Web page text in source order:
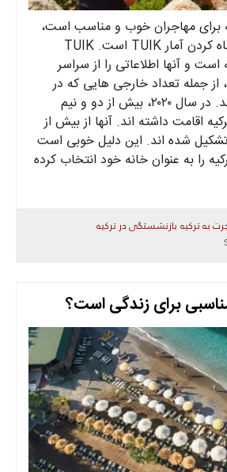
برای مهاجران خوب و مناسب است،
مکان خوبی برای نگاه کردن آمار TUIK است. TUIK
و آنها اطلاعاتی را از سراسر
از جمله تعداد خارجی هایی که در
اینجا زندگی می کنند. در سال ۲۰۲۰، بیش از دو و نیم
اقامت داشته اند. آنها از بیش از
تشکیل شده اند. این دلیل خوبی است
را به عنوان خانه خود انتخاب کرده
به ترکیه بازنشستگی در ترکیه
برای زندگی است؟